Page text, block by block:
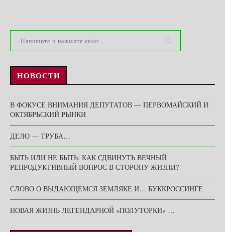
НОВОСТИ
В ФОКУСЕ ВНИМАНИЯ ДЕПУТАТОВ — ПЕРВОМАЙСКИЙ И
ОКТЯБРЬСКИЙ РЫНКИ
ДЕЛО — ТРУБА…
БЫТЬ ИЛИ НЕ БЫТЬ: КАК СДВИНУТЬ ВЕЧНЫЙ
РЕПРОДУКТИВНЫЙ ВОПРОС В СТОРОНУ ЖИЗНИ?
СЛОВО О ВЫДАЮЩЕМСЯ ЗЕМЛЯКЕ И… БУККРОССИНГЕ
НОВАЯ ЖИЗНЬ ЛЕГЕНДАРНОЙ «ПОЛУТОРКИ» …